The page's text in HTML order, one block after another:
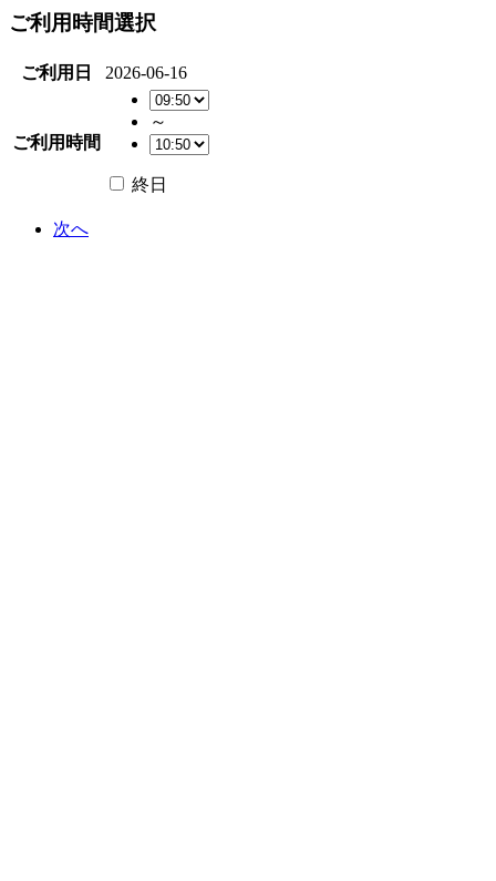
ご利用時間選択
ご利用日 2026-06-16
ご利用時間
～
終日
次へ